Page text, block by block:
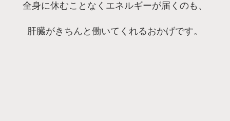
全身に休むことなくエネルギーが届くのも、
肝臓がきちんと働いてくれるおかげです。